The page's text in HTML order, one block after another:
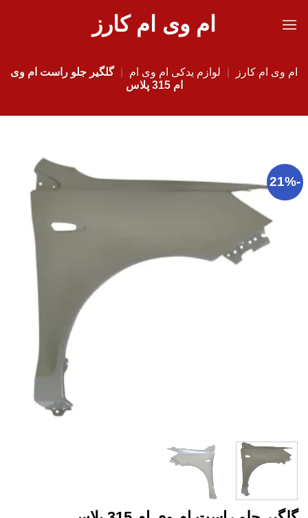
ام وی ام کارز
ام وی ام کارز لوازم یدکی ام وی ام
گلگیر جلو راست ام وی
ام 315 پلاس
-21%